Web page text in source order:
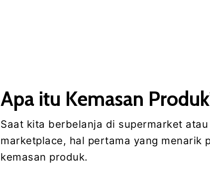
Apa itu Kemasan
Saat kita berbelanja di supermarket
marketplace, hal pertama yang menarik
kemasan produk.